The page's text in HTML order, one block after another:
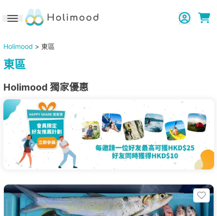
Toggle navigation
Holimood > 東區
東區
Holimood 獨家優惠